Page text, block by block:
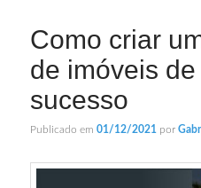
Como criar
de imóveis de
sucesso
Publicado em01/12/2021 por